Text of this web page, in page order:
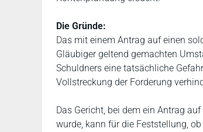
Die Gründe:
Das mit einem Antrag auf einen
Gläubiger geltend gemachten
Schuldners eine tatsächliche
Vollstreckung der Forderung
Das Gericht, bei dem ein Antrag
wurde, kann für die Feststellung,